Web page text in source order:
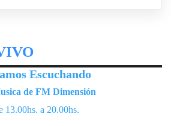
Escuchando
de FM Dimensión
13.00hs. a 20.00hs.